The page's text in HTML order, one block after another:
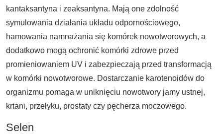
kantaksantyna i zeaksantyna. Mają one zdolność
symulowania działania układu odpornościowego,
hamowania namnażania się komórek nowotworowych, a
dodatkowo mogą ochronić komórki zdrowe przed
promieniowaniem UV i zabezpieczają przed transformacją
w komórki nowotworowe. Dostarczanie karotenoidów do
organizmu pomaga w uniknięciu nowotwory jamy ustnej,
krtani, przełyku, prostaty czy pęcherza moczowego.
Selen